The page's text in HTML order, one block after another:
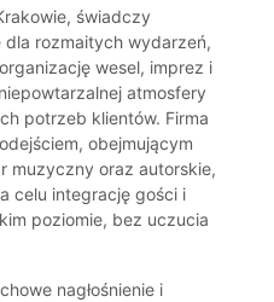
świadczy
dla rozmaitych wydarzeń,
wesel, imprez i
atmosfery
potrzeb klientów. Firma
obejmującym
muzyczny oraz autorskie,
celu integrację gości i
poziomie, bez uczucia
nagłośnienie i